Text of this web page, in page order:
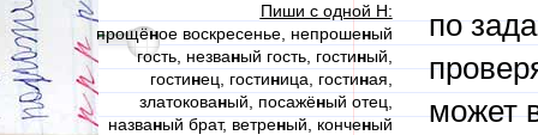
Пиши с одной Н:
прощёное воскресенье, непрошеный
гость, незваный гость, гостиный,
гостинец, гостиница, гостиная,
златокованый, посажёный отец,
названый брат, ветреный, конченый
по
может